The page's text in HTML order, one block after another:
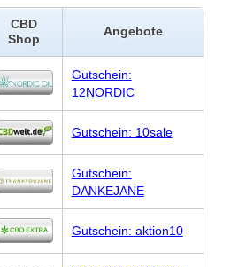
CBD
Shop
Angebote
Gutschein:
12NORDIC
Gutschein: 10sale
Gutschein:
DANKEJANE
Gutschein: aktion10